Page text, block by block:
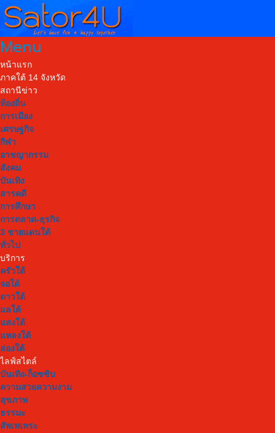
Menu
หน้าแรก
ภาคใต้ 14 จังหวัด
สถานีข่าว
ท้องถิ่น
การเมือง
เศรษฐกิจ
กีฬา
อาชญากรรม
สังคม
บันเทิง
สารคดี
การศึกษา
การตลาด-ธุรกิจ
3 ชายแดนใต้
ทั่วไป
บริการ
ครัวใต้
จอใต้
ดาวใต้
แลใต้
แสงใต้
แหลงใต้
ล่องใต้
ไลฟ์สไตล์
บันเทิง-ก็อซซิบ
ความสวยความงาม
สุขภาพ
ธรรมะ
สัพเพเหระ